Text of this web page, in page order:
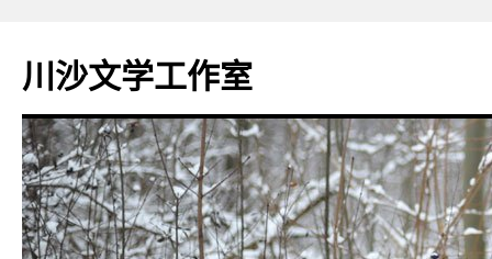
川沙文学工作室